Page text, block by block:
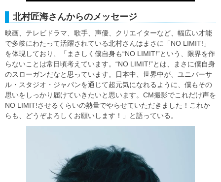
北村匠海さんからのメッセージ
映画、テレビドラマ、歌手、声優、クリエイターなど、幅広い才能
で多岐にわたって活躍されている北村さんはまさに「NO LIMIT!」
を体現しており、「まさしく僕自身も“NO LIMIT!”という、限界を作
らないことは常日頃考えています。“NO LIMIT!”とは、まさに僕自身
のスローガンだなと思っています。日本中、世界中が、ユニバーサ
ル・スタジオ・ジャパンを通じて超元気になれるように、僕もその
思いをしっかり届けていきたいと思います。CM撮影でこれだけ声を
NO LIMIT!させるくらいの熱量でやらせていただきました！これか
らも、どうぞよろしくお願いします！」と語っている。